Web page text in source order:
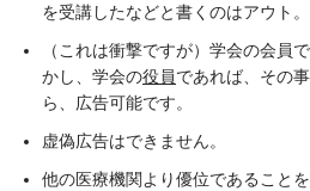
を受講したなどと書くのはアウト。
（これは衝撃ですが）学会の会員
かし、学会の役員であれば、その
ら、広告可能です。
虚偽広告はできません。
他の医療機関より優位であること